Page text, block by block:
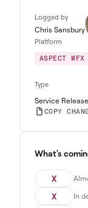
Logged by
Chris Sansbury
Platform
ASPECT WFX
Type
Service Release
COPY
What's
X
X In